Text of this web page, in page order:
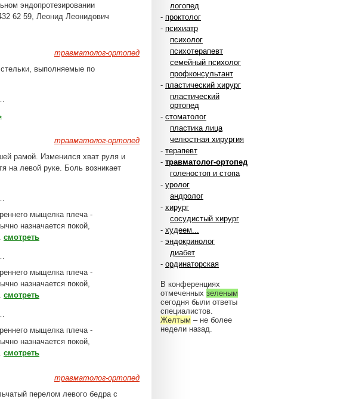
логопед
- проктолог
- психиатр
психолог
психотерапевт
семейный психолог
профконсультант
- пластический хирург
пластический
ортопед
- стоматолог
пластика лица
челюстная хирургия
- терапевт
- травматолог-ортопед
голеностоп и стопа
- уролог
андролог
- хирург
сосудистый хирург
- худеем...
- эндокринолог
диабет
- ординаторская
В конференциях
отмеченных зеленым
сегодня были ответы
специалистов.
Желтым – не более
недели назад.
эндопротезировании
62 59, Леонид Леонидович
травматолог-ортопед
выполняемые по
травматолог-ортопед
рамой. Изменился хват руля и
на левой руке. Боль возникает
мыщелка плеча -
назначается покой,
смотреть
мыщелка плеча -
назначается покой,
смотреть
мыщелка плеча -
назначается покой,
смотреть
травматолог-ортопед
перелом левого бедра с